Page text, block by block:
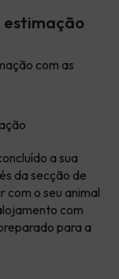
estimação
com as
a sua
da secção de
com o seu animal
com
para a